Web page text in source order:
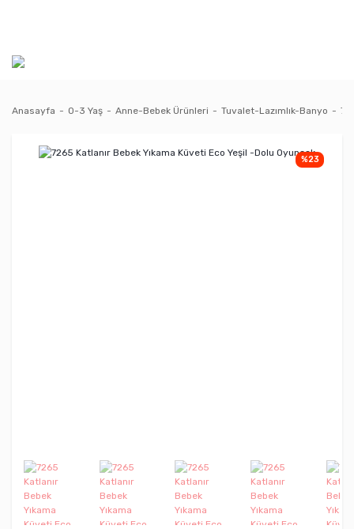
Anasayfa 0-3 Yaş Anne-Bebek Ürünleri Tuvalet-Lazımlık-Banyo
%23